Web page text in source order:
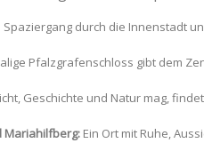
Spaziergang durch die Innenstadt
Pfalzgrafenschloss gibt dem
Geschichte und Natur mag,
Mariahilfberg: Ein Ort mit Ruhe,